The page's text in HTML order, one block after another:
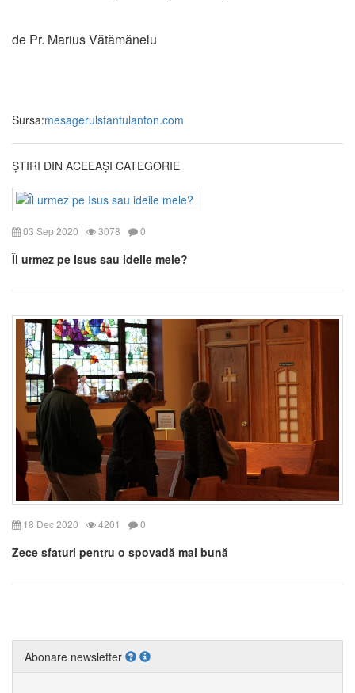
de Pr. Marius Vătămănelu
Sursa:mesagerulsfantulanton.com
ȘTIRI DIN ACEEAȘI CATEGORIE
03 Sep 2020 3078 0
Îl urmez pe Isus sau ideile mele?
18 Dec 2020 4201 0
Zece sfaturi pentru o spovadă mai bună
Abonare newsletter